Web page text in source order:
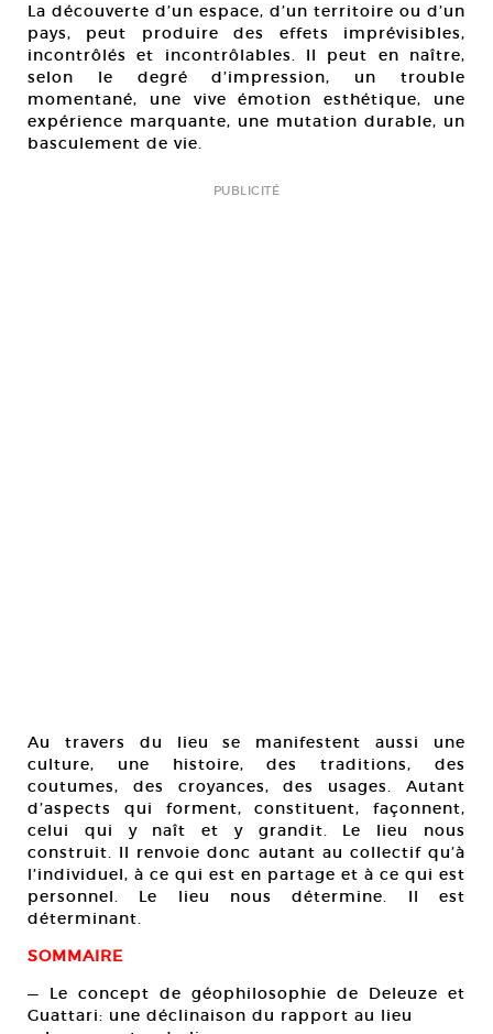
La découverte d’un espace, d’un territoire ou d’un
pays, peut produire des effets imprévisibles,
incontrôlés et incontrôlables. Il peut en naître,
selon le degré d’impression, un trouble
momentané, une vive émotion esthétique, une
expérience marquante, une mutation durable, un
basculement de vie.
PUBLICITÉ
Au travers du lieu se manifestent aussi une
culture, une histoire, des traditions, des
coutumes, des croyances, des usages. Autant
d’aspects qui forment, constituent, façonnent,
celui qui y naît et y grandit. Le lieu nous
construit. Il renvoie donc autant au collectif qu’à
l’individuel, à ce qui est en partage et à ce qui est
personnel. Le lieu nous détermine. Il est
déterminant.
SOMMAIRE
— Le concept de géophilosophie de Deleuze et
Guattari: une déclinaison du rapport au lieu